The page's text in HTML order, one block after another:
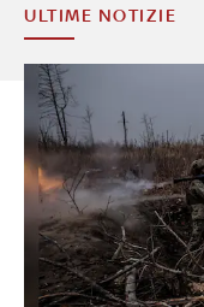
ULTIME NOTIZIE